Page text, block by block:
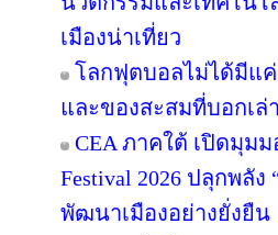
เมืองน่าเที่ยว
โลกฟุตบอลไม่ได้มีแค่
และของสะสมที่บอกเล่
CEA ภาคใต้ เปิดมุม
Festival 2026 ปลุกพลั
พัฒนาเมืองอย่างยั่งยืน